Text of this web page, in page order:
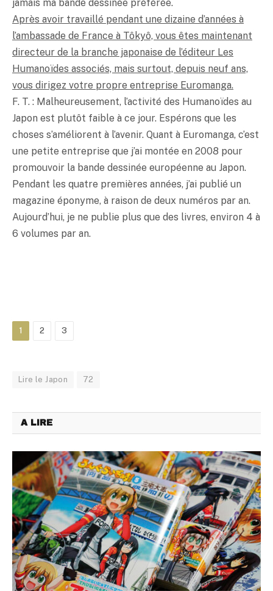
jamais ma bande dessinée préférée.
Après avoir travaillé pendant une dizaine d’années à
l’ambassade de France à Tôkyô, vous êtes maintenant
directeur de la branche japonaise de l’éditeur Les
Humanoïdes associés, mais surtout, depuis neuf ans,
vous dirigez votre propre entreprise Euromanga.
F. T. : Malheureusement, l’activité des Humanoïdes au
Japon est plutôt faible à ce jour. Espérons que les
choses s’améliorent à l’avenir. Quant à Euromanga, c’est
une petite entreprise que j’ai montée en 2008 pour
promouvoir la bande dessinée européenne au Japon.
Pendant les quatre premières années, j’ai publié un
magazine éponyme, à raison de deux numéros par an.
Aujourd’hui, je ne publie plus que des livres, environ 4 à
6 volumes par an.
1 2 3
Lire le Japon 72
A LIRE